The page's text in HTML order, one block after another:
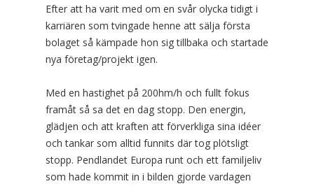
Efter att ha varit med om en svår olycka tidigt i
karriären som tvingade henne att sälja första
bolaget så kämpade hon sig tillbaka och startade
nya företag/projekt igen.
Med en hastighet på 200hm/h och fullt fokus
framåt så sa det en dag stopp. Den energin,
glädjen och att kraften att förverkliga sina idéer
och tankar som alltid funnits där tog plötsligt
stopp. Pendlandet Europa runt och ett familjeliv
som hade kommit in i bilden gjorde vardagen